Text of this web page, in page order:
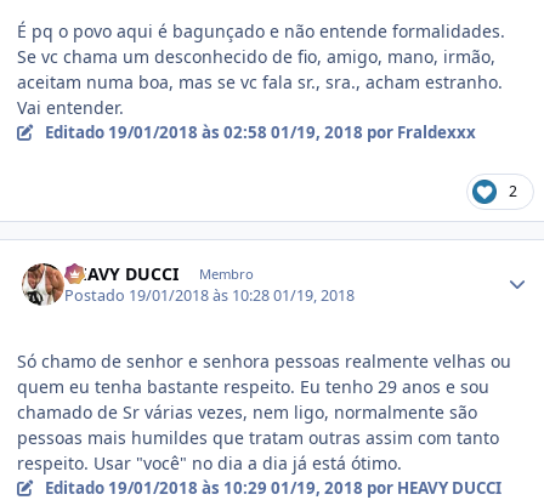
É pq o povo aqui é bagunçado e não entende formalidades.
Se vc chama um desconhecido de fio, amigo, mano, irmão,
aceitam numa boa, mas se vc fala sr., sra., acham estranho.
Vai entender.
Editado 19/01/2018 às 02:58 01/19, 2018 por Fraldexxx
2
HEAVY DUCCI Membro
Postado 19/01/2018 às 10:2801/19, 2018
Só chamo de senhor e senhora pessoas realmente velhas ou
quem eu tenha bastante respeito. Eu tenho 29 anos e sou
chamado de Sr várias vezes, nem ligo, normalmente são
pessoas mais humildes que tratam outras assim com tanto
respeito. Usar "você" no dia a dia já está ótimo.
Editado 19/01/2018 às 10:29 01/19, 2018 por HEAVY DUCCI